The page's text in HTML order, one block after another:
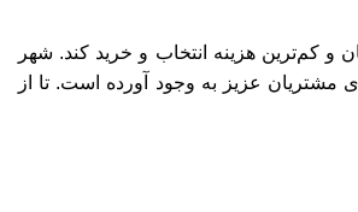
و کم‌ترین هزینه انتخاب و خرید کند. شهر
عزیز به وجود آورده است. تا از